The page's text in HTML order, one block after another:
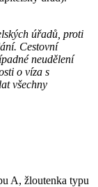
úřadů, proti
Cestovní
neudělení
o víza s
všechny
A, žloutenka typu